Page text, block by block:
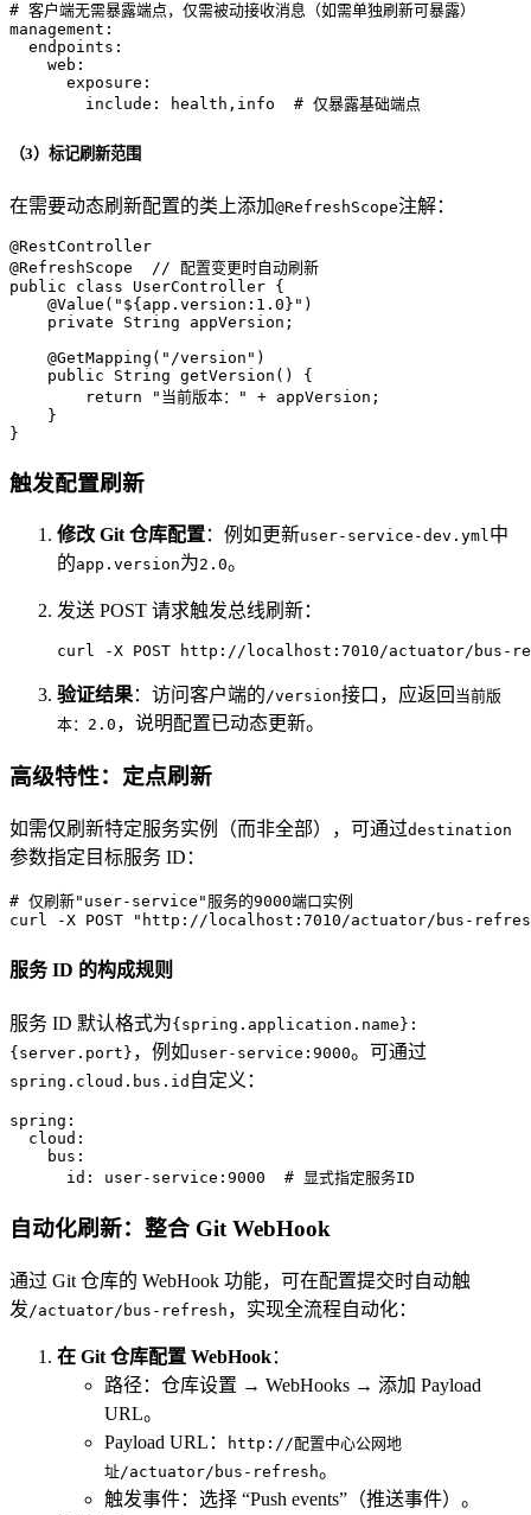
# 客户端无需暴露端点，仅需被动接收消息（如需单独刷新可暴露）
management:
endpoints:
web:
exposure:
include:
health,info # 仅暴露基础端点
（3）标记刷新范围
在需要动态刷新配置的类上添加@RefreshScope注解：
@RestController
@RefreshScope
// 配置变更时自动刷新
public
class UserController {
@Value("${app.version:1.0}")
private String appVersion;
@GetMapping("/version")
public String getVersion ()
{
return
"当前版本："
+ appVersion;
    }
}
触发配置刷新
修改 Git 仓库配置：例如更新user-service-dev.yml中
的app.version为2.0。
发送 POST 请求触发总线刷新：
curl -X POST http://localhost:7010/actuator/bus-
验证结果：访问客户端的/version接口，应返回 当前版
本：2.0 ，说明配置已动态更新。
高级特性：定点刷新
如需仅刷新特定服务实例（而非全部），可通过destination
参数指定目标服务 ID：
# 仅刷新"user-service"服务的9000端口实例
curl -X POST
"http://localhost:7010/actuator/bus-
服务 ID 的构成规则
服务 ID 默认格式为{spring.application.name}:
{server.port} ，例如 user-service:9000。可通过
spring.cloud.bus.id 自定义：
spring:
cloud:
bus:
id:
user-service:9000 # 显式指定服务ID
自动化刷新：整合 Git WebHook
通过 Git 仓库的 WebHook 功能，可在配置提交时自动触
发 /actuator/bus-refresh ，实现全流程自动化：
在 Git 仓库配置 WebHook：
路径：仓库设置 → WebHooks → 添加 Payload
URL。
Payload URL：
http://配置中心公网地
址/actuator/bus-refresh。
触发事件：选择 “Push events”（推送事件）。